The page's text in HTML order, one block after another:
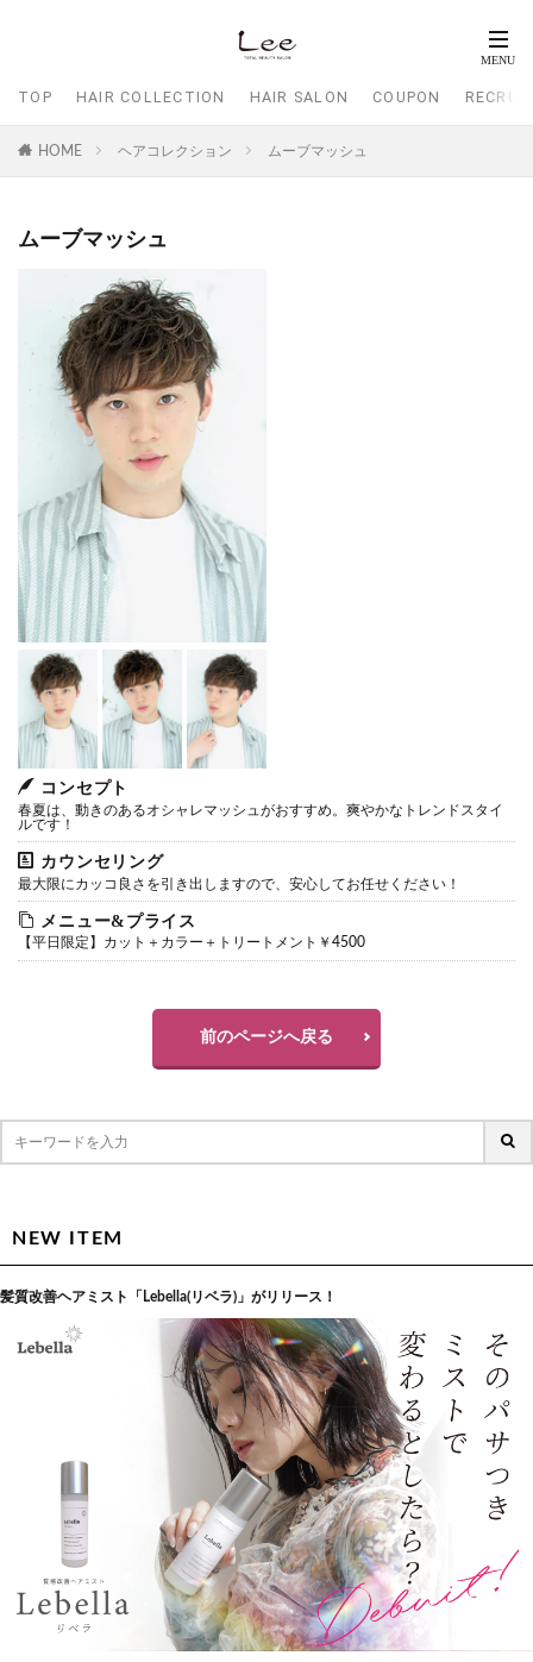
TOP HAIR COLLECTION HAIR SALON COUPON
HOME ヘアコレクション ムーブマッシュ
ムーブマッシュ
コンセプト
春夏は、動きのあるオシャレマッシュがおすすめ。爽やかなトレンドスタイ
ルです！
カウンセリング
最大限にカッコ良さを引き出しますので、安心してお任せください！
メニュー&プライス
【平日限定】カット＋カラー＋トリートメント￥4500
前のページへ戻る
NEW ITEM
髪質改善ヘアミスト「Lebella(リベラ)」がリリース！